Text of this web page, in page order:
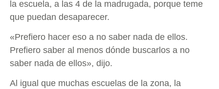
la escuela, a las 4 de la madrugada, porque teme
que puedan desaparecer.
«Prefiero hacer eso a no saber nada de ellos.
Prefiero saber al menos dónde buscarlos a no
saber nada de ellos», dijo.
Al igual que muchas escuelas de la zona, la